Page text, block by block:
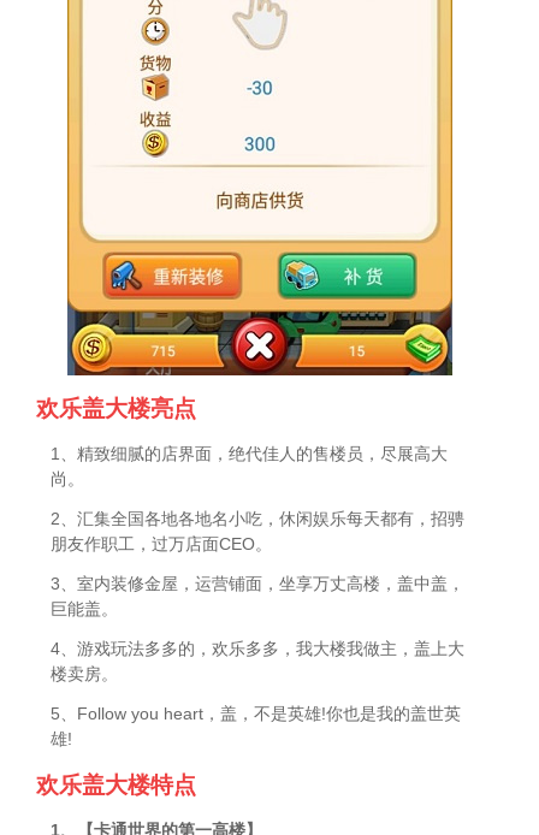
欢乐盖大楼亮点
1、精致细腻的店界面，绝代佳人的售楼员，尽展高大
尚。
2、汇集全国各地各地名小吃，休闲娱乐每天都有，招骋
朋友作职工，过万店面CEO。
3、室内装修金屋，运营铺面，坐享万丈高楼，盖中盖，
巨能盖。
4、游戏玩法多多的，欢乐多多，我大楼我做主，盖上大
楼卖房。
5、Follow you heart，盖，不是英雄!你也是我的盖世英
雄!
欢乐盖大楼特点
1、【卡通世界的第一高楼】